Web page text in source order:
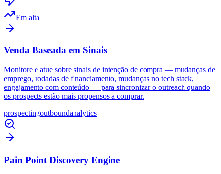
Em alta
Venda Baseada em Sinais
Monitore e atue sobre sinais de intenção de compra — mudanças de
emprego, rodadas de financiamento, mudanças no tech stack,
engajamento com conteúdo — para sincronizar o outreach quando
os prospects estão mais propensos a comprar.
prospectingoutboundanalytics
Pain Point Discovery Engine